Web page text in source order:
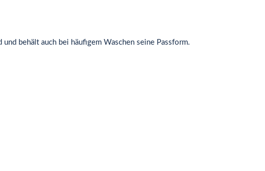
behält auch bei häufigem Waschen seine Passform.